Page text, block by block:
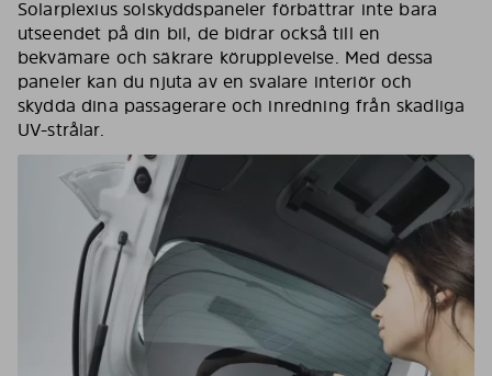
Solarplexius solskyddspaneler förbättrar inte bara
utseendet på din bil, de bidrar också till en
bekvämare och säkrare körupplevelse. Med dessa
paneler kan du njuta av en svalare interiör och
skydda dina passagerare och inredning från skadliga
UV-strålar.